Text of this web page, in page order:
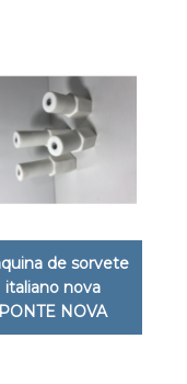
de sorvete
italiano nova
PONTE NOVA